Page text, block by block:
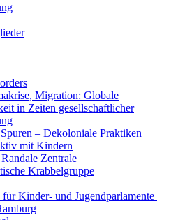
Migration: Globale
in Zeiten gesellschaftlicher
– Dekoloniale Praktiken
mit Kindern
Zentrale
Krabbelgruppe
Kinder- und Jugendparlamente |